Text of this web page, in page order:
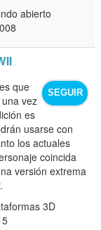
abierto
SEGUIR
que
vez
es
usarse con
los actuales
coincida
versión extrema
3D